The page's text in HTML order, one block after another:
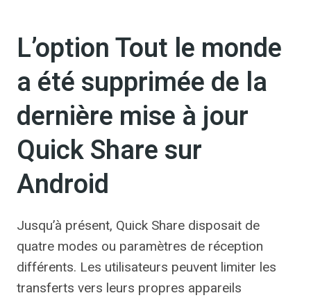
L’option Tout le monde
a été supprimée de la
dernière mise à jour
Quick Share sur
Android
Jusqu’à présent, Quick Share disposait de
quatre modes ou paramètres de réception
différents. Les utilisateurs peuvent limiter les
transferts vers leurs propres appareils